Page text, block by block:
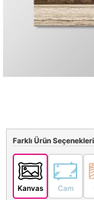
Farklı Ürün
Kanvas Cam